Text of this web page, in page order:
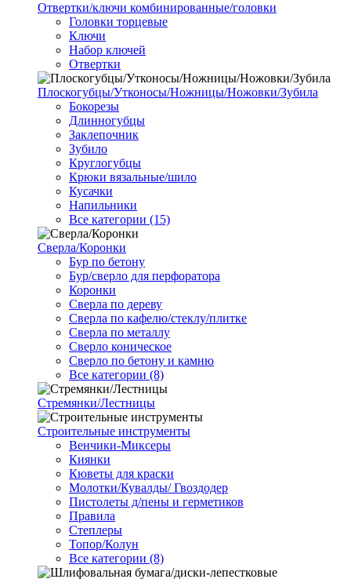
Отвертки/ключи комбинированные/головки
Головки торцевые
Ключи
Набор ключей
Отвертки
Плоскогубцы/Утконосы/Ножницы/Ножовки/Зубила
Бокорезы
Длинногубцы
Заклепочник
Зубило
Круглогубцы
Крюки вязальные/шило
Кусачки
Напильники
Все категории (15)
Сверла/Коронки
Бур по бетону
Бур/сверло для перфоратора
Коронки
Сверла по дереву
Сверла по кафелю/стеклу/плитке
Сверла по металлу
Сверло коническое
Сверло по бетону и камню
Все категории (8)
Стремянки/Лестницы
Строительные инструменты
Венчики-Миксеры
Киянки
Кюветы для краски
Молотки/Кувалды/ Гвоздодер
Пистолеты д/пены и герметиков
Правила
Степлеры
Топор/Колун
Все категории (8)